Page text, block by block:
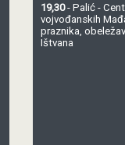
19,30- Palić -
vojvođanskih
praznika,
Ištvana